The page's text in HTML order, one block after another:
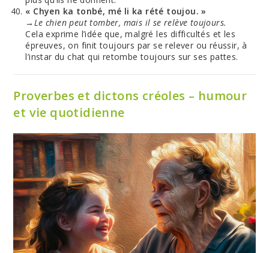
« Chyen ka tonbé, mé li ka rété toujou. »
→Le chien peut tomber, mais il se relève toujours.
Cela exprime l’idée que, malgré les difficultés et les
épreuves, on finit toujours par se relever ou réussir, à
l’instar du chat qui retombe toujours sur ses pattes.
Proverbes et dictons créoles – humour
et vie quotidienne